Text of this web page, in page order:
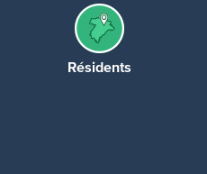
Résidents